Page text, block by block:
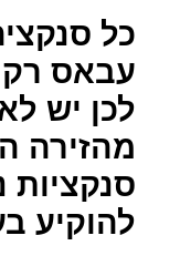
כל
עבאס
לכן יש
מהזירה
סנקציות
להוקיע